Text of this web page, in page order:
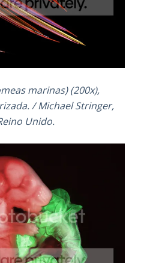
marinas) (200x),
/ Michael Stringer,
Unido.